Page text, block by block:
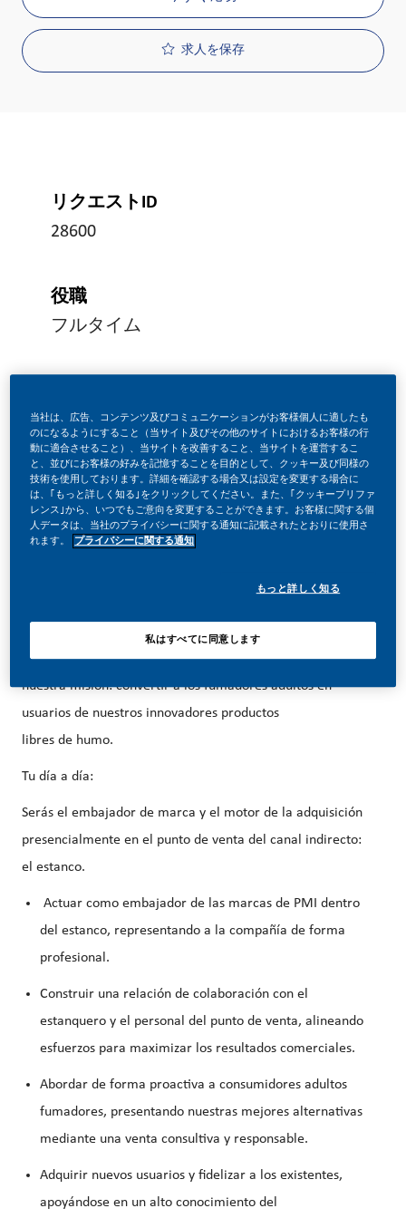
求人を保存
リクエストID
28600
役職
フルタイム
06/03/2026
Forma parte de un cambio revolucionario...
transformando totalmente nuestro negocio y construyendo
nuestro futuro con productos libres de humo.
Nuestro equipo comercial tiene un impacto directo en
nuestra misión: convertir a los fumadores adultos en
usuarios de nuestros innovadores productos
libres de humo.
Tu día a día:
Serás el embajador de marca y el motor de la adquisición
presencialmente en el punto de venta del canal indirecto:
el estanco.
Actuar como embajador de las marcas de PMI dentro
del estanco, representando a la compañía de forma
profesional.
Construir una relación de colaboración con el
estanquero y el personal del punto de venta, alineando
esfuerzos para maximizar los resultados comerciales.
Abordar de forma proactiva a consumidores adultos
fumadores, presentando nuestras mejores alternativas
mediante una venta consultiva y responsable.
Adquirir nuevos usuarios y fidelizar a los existentes,
apoyándose en un alto conocimiento del
当社は、広告、コンテンツ及びコミュニケーションがお客様個人に適したも
のになるようにすること（当サイト及びその他のサイトにおけるお客様の行
動に適合させること）、当サイトを改善すること、当サイトを運営するこ
と、並びにお客様の好みを記憶することを目的として、クッキー及び同様の
技術を使用しております。詳細を確認する場合又は設定を変更する場合に
は、｢もっと詳しく知る｣をクリックしてください。また、｢クッキープリファ
レンス｣から、いつでもご意向を変更することができます。お客様に関する個
人データは、当社のプライバシーに関する通知に記載されたとおりに使用さ
れます。
プライバシーに関する通知
もっと詳しく知る
私はすべてに同意します